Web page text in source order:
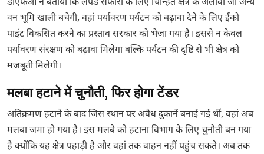
डीएफओ ने बताया कि लेपर्ड सफारी के लिए चिन्हित क्षेत्र के अलावा जो अन्य
वन भूमि खाली बचेगी, वहां पर्यावरण पर्यटन को बढ़ावा देने के लिए ईको
पाइंट विकसित करने का प्रस्ताव सरकार को भेजा गया है। इससे न केवल
पर्यावरण संरक्षण को बढ़ावा मिलेगा बल्कि पर्यटन की दृष्टि से भी क्षेत्र को
मजबूती मिलेगी।
मलबा हटाने में चुनौती, फिर होगा टेंडर
अतिक्रमण हटाने के बाद जिस स्थान पर अवैध दुकानें बनाई गई थीं, वहां अब
मलबा जमा हो गया है। इस मलबे को हटाना विभाग के लिए चुनौती बन गया
है क्योंकि यह क्षेत्र पहाड़ी है और वहां तक वाहन नहीं पहुंच सकते। अब तक